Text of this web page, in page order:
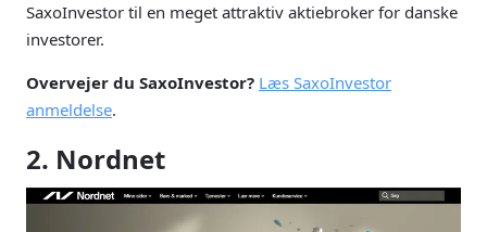
SaxoInvestor til en meget attraktiv aktiebroker for danske
investorer.
Overvejer du SaxoInvestor? Læs SaxoInvestor
anmeldelse.
2. Nordnet